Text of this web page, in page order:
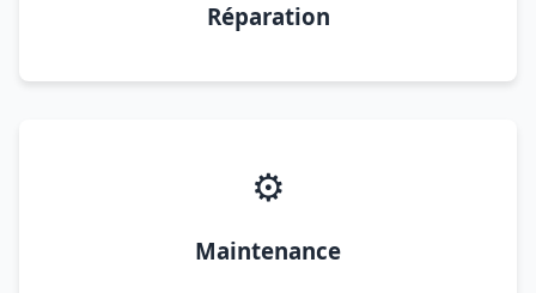
Réparation
⚙️
Maintenance